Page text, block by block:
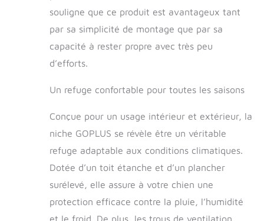
humide, de sorte
que l'intérieur soit
toujours sec.
Esthétique et
et blanche rendent
et beau. Avec
beauté et
s’agisse d’un salon,
d’un balcon, d’un
jardin ou d’une
maison pour chien
peut jouer un bon
souligne que ce produit est avantageux tant
par sa simplicité de montage que par sa
capacité à rester propre avec très peu
d’efforts.
Un refuge confortable pour toutes les saisons
Conçue pour un usage intérieur et extérieur, la
niche GOPLUS se révèle être un véritable
refuge adaptable aux conditions climatiques.
Dotée d’un toit étanche et d’un plancher
surélevé, elle assure à votre chien une
protection efficace contre la pluie, l’humidité
et le froid. De plus, les trous de ventilation